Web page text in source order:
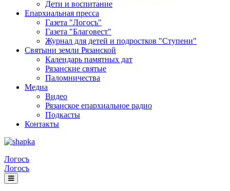
Дети и воспитание
Епархиальная пресса
Газета "Логосъ"
Газета "Благовест"
Журнал для детей и подростков "Ступени"
Святыни земли Рязанской
Календарь памятных дат
Рязанские святые
Паломничества
Медиа
Видео
Рязанское епархиальное радио
Подкасты
Контакты
Логосъ
Логосъ